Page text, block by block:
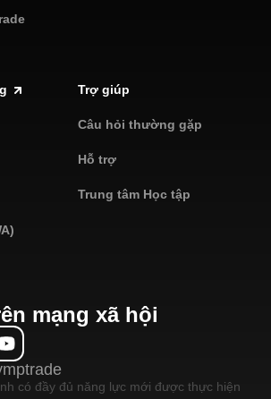
Trợ giúp
Câu hỏi thường gặp
Hỗ trợ
Trung tâm Học tập
mạng xã hội
có đầy đủ năng lực mới được thực hiện